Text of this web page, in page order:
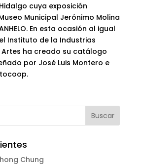
cuya exposición
Municipal Jerónimo Molina
En esta ocasión al igual
Instituto de la Industrias
ha creado su catálogo
por José Luis Montero e
Chung